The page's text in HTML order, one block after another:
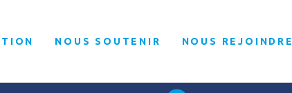
NOUS SOUTENIR NOUS REJOINDRE